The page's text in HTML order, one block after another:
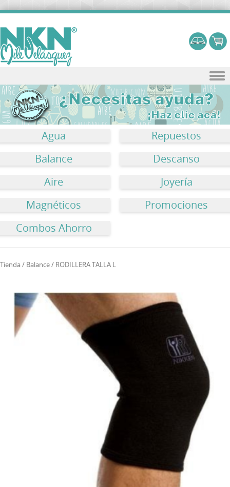
Skip to content
Agua
Repuestos
Balance
Descanso
Aire
Joyería
Magnéticos
Promociones
Combos Ahorro
Tienda/ Balance/ RODILLERA TALLA L